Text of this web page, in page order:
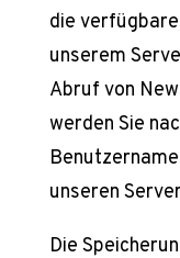
die
unserem
Abruf von
werden Sie
unseren
Die